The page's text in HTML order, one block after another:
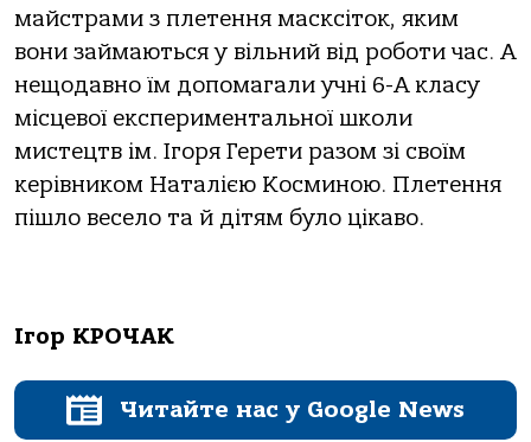
майстрами з плетення масксіток, яким
вони займаються у вільний від роботи час. А
нещодавно їм допомагали учні 6-А класу
місцевої експериментальної школи
мистецтв ім. Ігоря Герети разом зі своїм
керівником Наталією Косминою. Плетення
пішло весело та й дітям було цікаво.
Ігор КРОЧАК
Читайте нас у Google News